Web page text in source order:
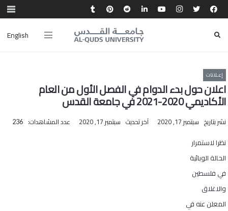
English
إعـلانات
اعلان حول بدء الدوام في الفصل الأول من العام
الأكاديمي 2020-2021 في جامعة القدس
نشر بتاريخ سبتمبر 17, 2020 آخر تحديث سبتمبر 17, 2020 عدد المشاهدات: 236
نظرا لاستمرار
الحالة الوبائية
في فلسطين
والاغلاق
المعلن عنه في